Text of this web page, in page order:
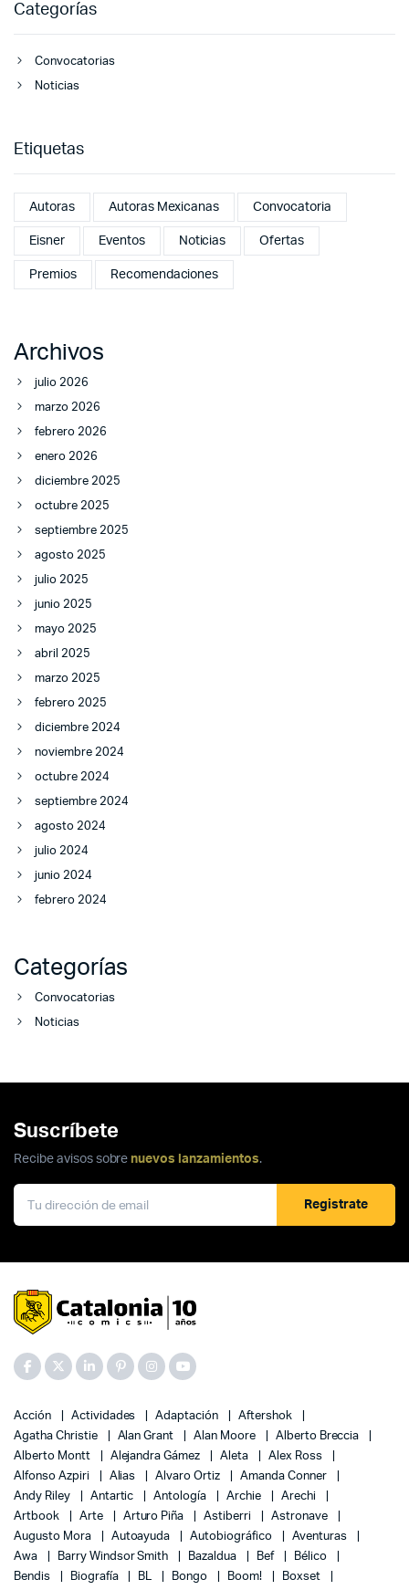
Categorías
Convocatorias
Noticias
Etiquetas
Autoras Autoras Mexicanas Convocatoria
Eisner Eventos Noticias Ofertas
Premios Recomendaciones
Archivos
julio 2026
marzo 2026
febrero 2026
enero 2026
diciembre 2025
octubre 2025
septiembre 2025
agosto 2025
julio 2025
junio 2025
mayo 2025
abril 2025
marzo 2025
febrero 2025
diciembre 2024
noviembre 2024
octubre 2024
septiembre 2024
agosto 2024
julio 2024
junio 2024
febrero 2024
Categorías
Convocatorias
Noticias
Suscríbete
Recibe avisos sobre nuevos lanzamientos.
Registrate
Acción Actividades Adaptación
Aftershok
Agatha Christie
Alan Grant Alan Moore
Alberto Breccia
Alberto Montt
Alejandra Gámez Aleta
Alex Ross
Alfonso Azpiri
Alias Alvaro Ortiz
Amanda Conner
Andy Riley
Antartic Antología Archie
Arechi
Artbook
Arte Arturo Piña Astiberri
Astronave
Augusto Mora
Autoayuda Autobiográfico
Aventuras
Awa
Barry Windsor Smith Bazaldua Bef
Bélico
Bendis
Biografía BL Bongo Boom!
Boxset